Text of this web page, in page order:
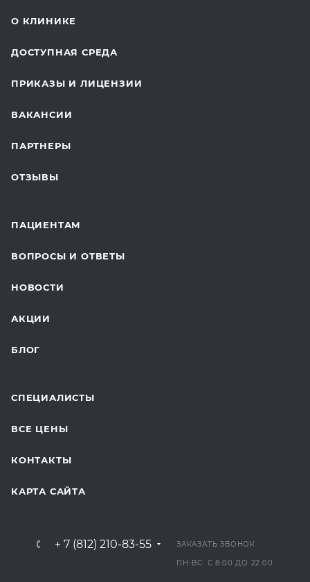
ЛАБОРАТОРНЫЕ ИССЛЕДОВАНИЯ
ДЛЯ БУДУЩИХ МАМ
О КЛИНИКЕ
ДОСТУПНАЯ СРЕДА
ПРИКАЗЫ И ЛИЦЕНЗИИ
ВАКАНСИИ
ПАРТНЕРЫ
ОТЗЫВЫ
ПАЦИЕНТАМ
ВОПРОСЫ И ОТВЕТЫ
НОВОСТИ
АКЦИИ
БЛОГ
СПЕЦИАЛИСТЫ
ВСЕ ЦЕНЫ
КОНТАКТЫ
КАРТА САЙТА
+ 7 (812) 210-83-55 ЗАКАЗАТЬ ЗВОНОК
ПН-ВС: С 8:00 ДО 22:00